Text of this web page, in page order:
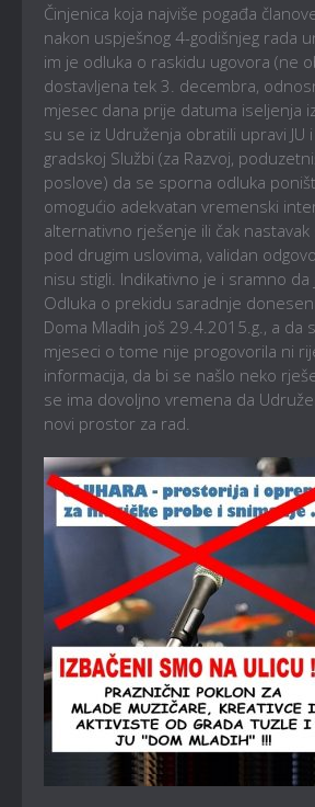
Činjenica koja najviše pogađa
nakon uspješnog 4-godišnjeg rada
im je odluka o raskidu ugovora (ne
dostavljena tek 3. decembra,
mjesec dana prije datuma iseljenja
su se iz Udruženja obratili upravi JU
gradskoj Službi (za Razvoj,
poslove) da se sporna odluka
omogućio adekvatan vremenski
alternativno rješenje ili čak nastavak
pod drugim uslovima, validan
nisu stigli. Indikativno je i sramno
Odluka o prekidu saradnje
Doma Mladih još 29.4.2015.g., a da
mjeseci o tome nije progovorila ni
informacija, da bi se našlo neko
se ima dovoljno vremena da
novi prostor za rad.